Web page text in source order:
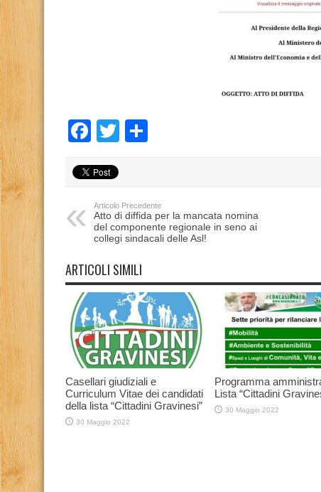
Facebook
Twitter
Articolo Precedente
Atto di diffida per la mancata nomina
del componente regionale in seno ai
collegi sindacali delle Asl!
ARTICOLI SIMILI
Casellari giudiziali e
Curriculum Vitae dei candidati
della lista “Cittadini Gravinesi”
30 Maggio 2022
Programma
Lista “Cittadini
30 Maggio 2022